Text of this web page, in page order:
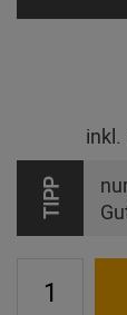
inkl.
TIPP